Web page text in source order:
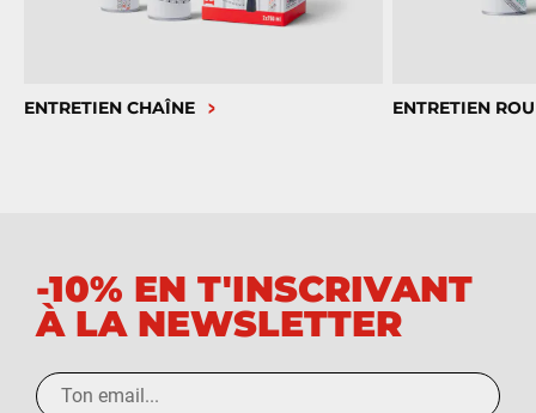
ENTRETIEN CHAÎNE ENTRETIEN
-10% EN T'INSCRIVANT
À LA NEWSLETTER